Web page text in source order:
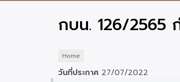
น้ำมัน
เพลิง
กบน. 126/2565
Home
วันที่ประกาศ 27/07/2022